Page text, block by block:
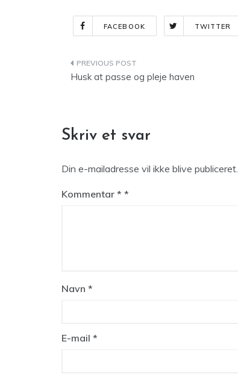
FACEBOOK TWITTER
Indlægsnavigation
Husk at passe og pleje haven
Skriv et svar
Din e-mailadresse vil ikke blive publiceret.
Kommentar *
Navn *
E-mail *